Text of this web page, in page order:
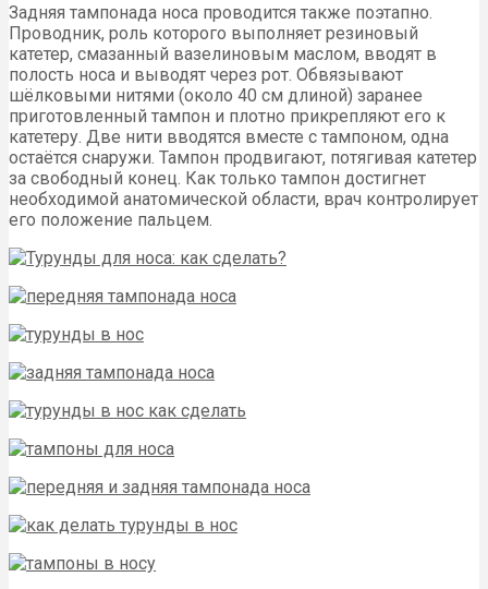
Задняя тампонада носа проводится также поэтапно.
Проводник, роль которого выполняет резиновый
катетер, смазанный вазелиновым маслом, вводят в
полость носа и выводят через рот. Обвязывают
шёлковыми нитями (около 40 см длиной) заранее
приготовленный тампон и плотно прикрепляют его к
катетеру. Две нити вводятся вместе с тампоном, одна
остаётся снаружи. Тампон продвигают, потягивая катетер
за свободный конец. Как только тампон достигнет
необходимой анатомической области, врач контролирует
его положение пальцем.